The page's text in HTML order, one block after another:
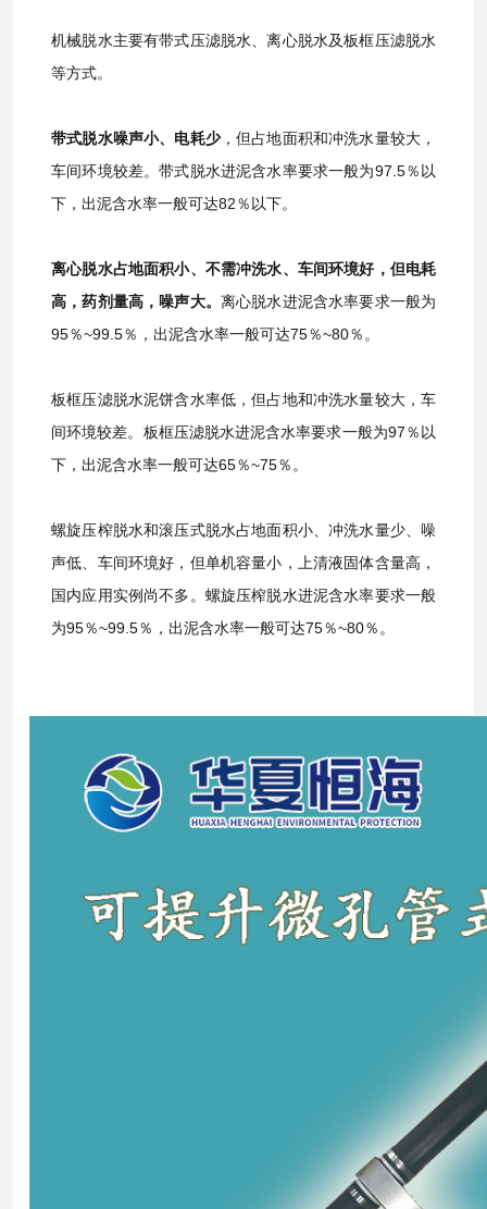
机械脱水主要有带式压滤脱水、离心脱水及板框压滤脱水
等方式。
带式脱水噪声小、电耗少，但占地面积和冲洗水量较大，
车间环境较差。带式脱水进泥含水率要求一般为97.5％以
下，出泥含水率一般可达82％以下。
离心脱水占地面积小、不需冲洗水、车间环境好，但电耗
高，药剂量高，噪声大。 离心脱水进泥含水率要求一般为
95％~99.5％，出泥含水率一般可达75％~80％。
板框压滤脱水泥饼含水率低，但占地和冲洗水量较大，车
间环境较差。板框压滤脱水进泥含水率要求一般为97％以
下，出泥含水率一般可达65％~75％。
螺旋压榨脱水和滚压式脱水占地面积小、冲洗水量少、噪
声低、车间环境好，但单机容量小，上清液固体含量高，
国内应用实例尚不多。螺旋压榨脱水进泥含水率要求一般
为95％~99.5％，出泥含水率一般可达75％~80％。